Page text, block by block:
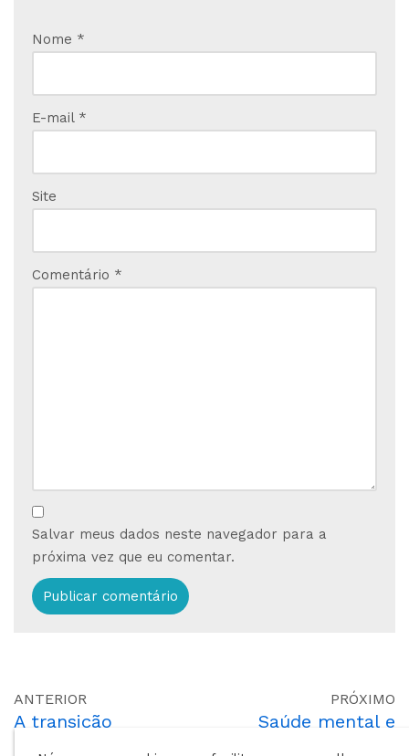
Nome *
E-mail *
Site
Comentário *
Salvar meus dados neste navegador para a
próxima vez que eu comentar.
ANTERIOR
A transição
PRÓXIMO
Saúde mental e